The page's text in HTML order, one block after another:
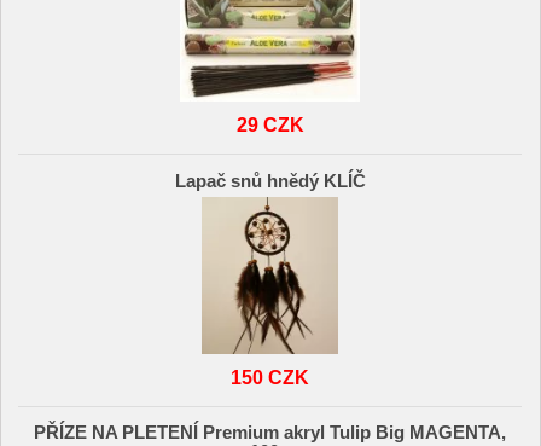
29 CZK
Lapač snů hnědý KLÍČ
150 CZK
PŘÍZE NA PLETENÍ Premium akryl Tulip Big MAGENTA,